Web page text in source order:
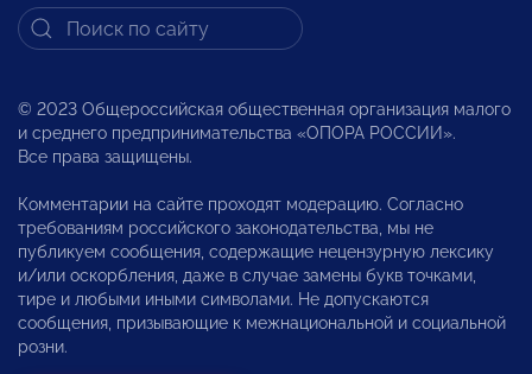
© 2023 Общероссийская общественная организация малого
и среднего предпринимательства «ОПОРА РОССИИ».
Все права защищены.
Комментарии на сайте проходят модерацию. Согласно
требованиям российского законодательства, мы не
публикуем сообщения, содержащие нецензурную лексику
и/или оскорбления, даже в случае замены букв точками,
тире и любыми иными символами. Не допускаются
сообщения, призывающие к межнациональной и социальной
розни.